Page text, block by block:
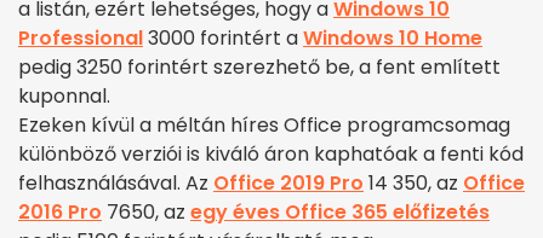
a listán, ezért lehetséges, hogy aWindows 10
Professional3000 forintért aWindows 10 Home
pedig 3250 forintért szerezhető be, a fent említett
kuponnal.
Ezeken kívül a méltán híres Office programcsomag
különböző verziói is kiváló áron kaphatóak a fenti kód
felhasználásával. Az Office 2019 Pro 14 350, az Office
2016 Pro 7650, az egy éves Office 365 előfizetés